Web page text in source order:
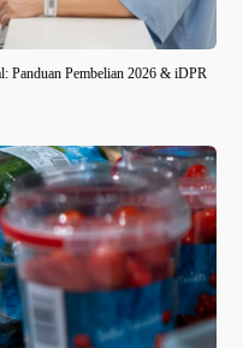
Panduan Pembelian 2026 & iDPR